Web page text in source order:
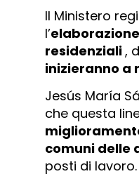
Il Ministero
l’
residenziali,
inizieranno a
Jesús María
che questa
comuni delle
posti di lavoro.